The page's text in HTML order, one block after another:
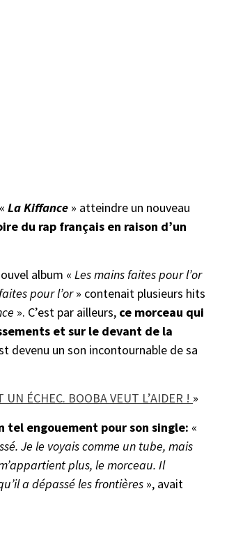
La Kiffance » atteindre un nouveau
du rap français en raison d’un
album « Les mains faites pour l’or
pour l’or» contenait plusieurs hits
». C’est par ailleurs, ce morceau qui
et sur le devant de la
devenu un son incontournable de sa
ÉCHEC. BOOBA VEUT L’AIDER ! »
tel engouement pour son single: «
Je le voyais comme un tube, mais
plus, le morceau. Il
a dépassé les frontières », avait